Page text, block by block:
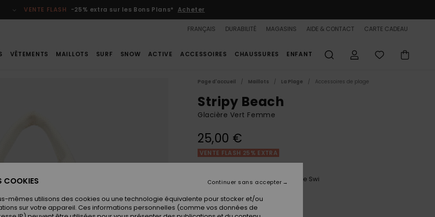
VENTE FLASH -25% extra sur les Bons Plans* Acheter
FRANÇAIS DURABILITÉ MAGASINS AIDE & CONTACT CARTE CADEAU
VÊTEMENTS MAILLOTS SURF SNOW ACTIVE ACCESSOIRES CHAUSSURES ENFANT
Page d'accueil Maillots La Plage Accessoires de plage
Stripy Beach
Glacière Vert Femme
25,00 €
VENTE FLASH 25% EXTRA
CouleurLaurel Green Carver Stripe Swi
COOKIES
mêmes utilisons des cookies ou une technologie équivalente pour stocker et/ou
sur votre appareil. Ces informations personnelles (comme vos données de
Continuer sans accepter